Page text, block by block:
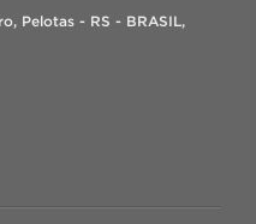
Pelotas - RS - BRASIL,